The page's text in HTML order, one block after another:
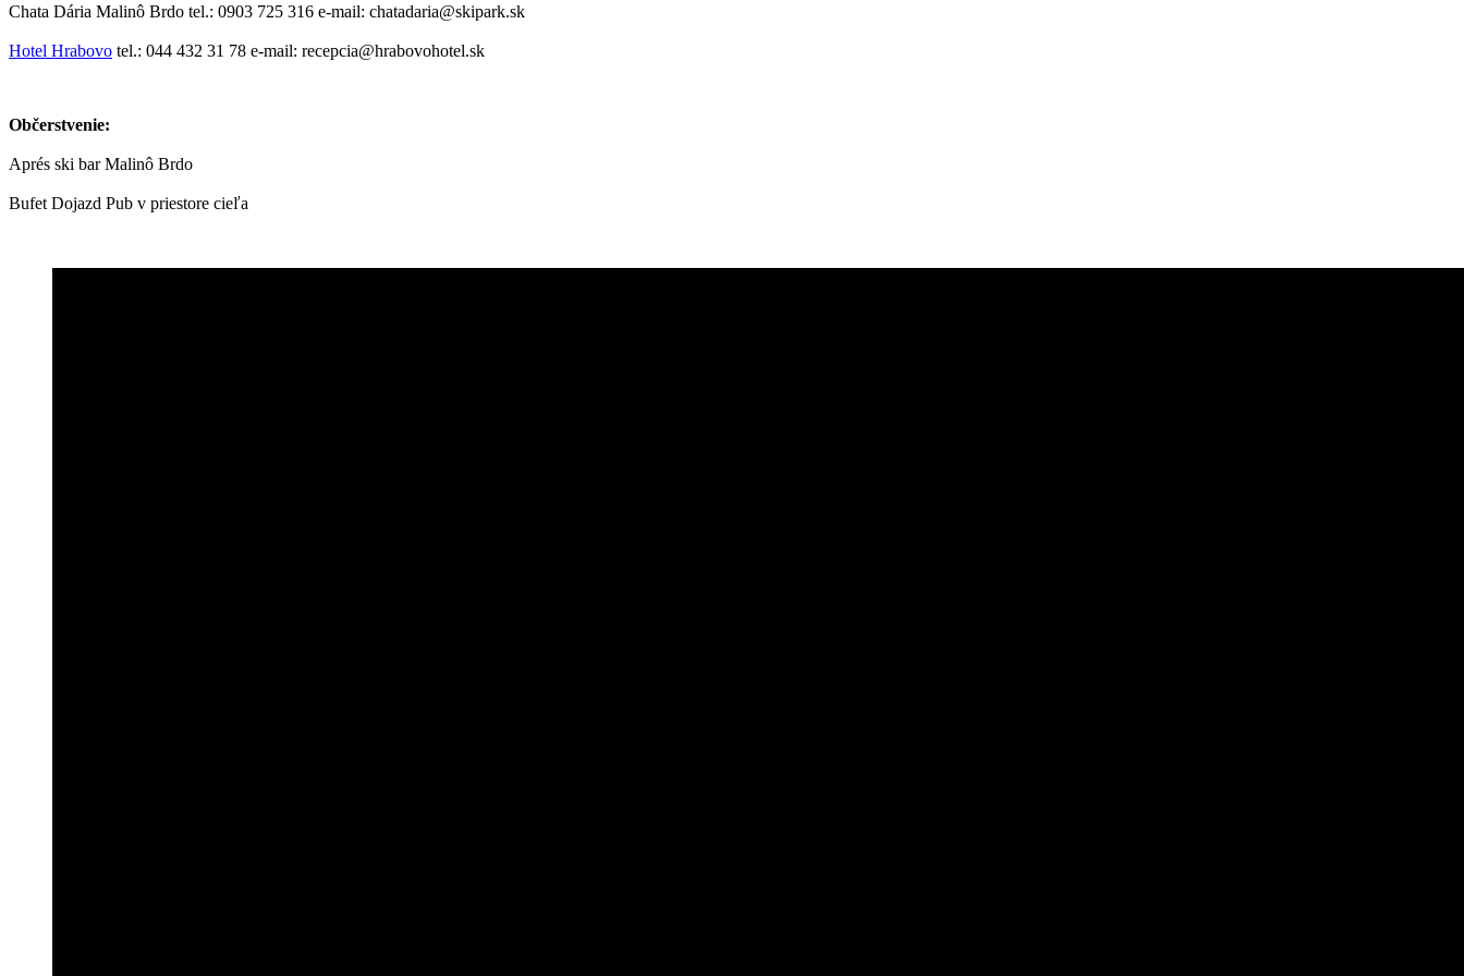
Chata Dária Malinô Brdo tel.: 0903 725 316 e-mail: chatadaria@skipark.sk
Hotel Hrabovo tel.: 044 432 31 78 e-mail: recepcia@hrabovohotel.sk
Občerstvenie:
Aprés ski bar Malinô Brdo
Bufet Dojazd Pub v priestore cieľa